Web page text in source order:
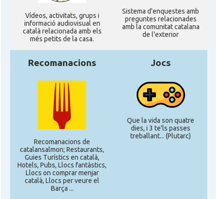
Ví­deos, activitats, grups i
informació audiovisual en
català relacionada amb els
més petits de la casa.
Sistema d'enquestes amb
preguntes relacionades
amb la comunitat catalana
de l'exterior
Recomanacions
Recomanacions de
catalansalmon; Restaurants,
Guies Turístics en català,
Hotels, Pubs, Llocs fantàstics,
Llocs on comprar menjar
català, Llocs per veure el
Barça ...
Jocs
Que la vida son quatre
dies, i 3 te'ls passes
treballant... (Plutarc)